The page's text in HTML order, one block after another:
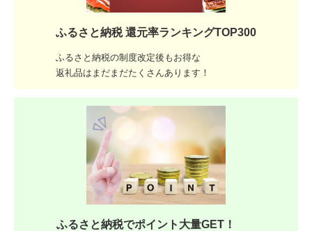
ふるさと納税 還元率ランキングTOP300
ふるさと納税の制度改定後もお得な
返礼品はまだまだたくさんあります！
ふるさと納税でポイント大量GET！